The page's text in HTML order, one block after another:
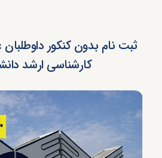
ثبت نام بدون کنکور داوطلبان
کارشناسی ارشد